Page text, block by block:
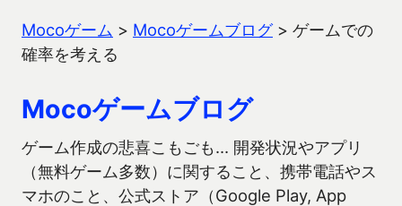
Mocoゲーム > Mocoゲームブログ> ゲームでの
確率を考える
Mocoゲームブログ
ゲーム作成の悲喜こもごも… 開発状況やアプリ
（無料ゲーム多数）に関すること、携帯電話やス
マホのこと、公式ストア（Google Play, App